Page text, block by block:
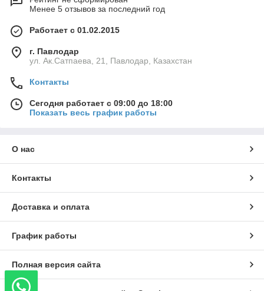
Менее 5 отзывов за последний год
Работает с 01.02.2015
г. Павлодар
ул. Ак.Сатпаева, 21, Павлодар, Казахстан
Контакты
Сегодня работает с 09:00 до 18:00
Показать весь график работы
О нас
Контакты
Доставка и оплата
График работы
Полная версия сайта